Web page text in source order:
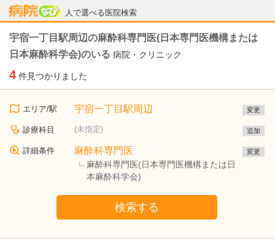
人で選べる医院検索
病院なび
宇宿一丁目駅周辺の麻酔科専門医(日本専門医機構または
日本麻酔科学会)のいる 病院・クリニック
4 件見つかりました
エリア/駅 宇宿一丁目駅周辺 変更
診療科目 (未指定) 追加
詳細条件 麻酔科専門医
麻酔科専門医(日本専門医機構または日
本麻酔科学会)
変更
検索する